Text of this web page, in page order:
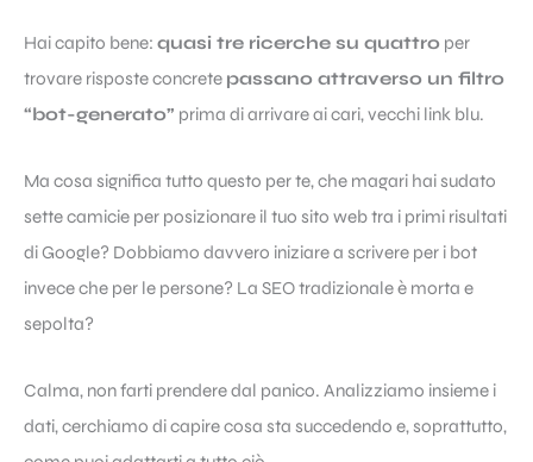
Hai capito bene: quasi tre ricerche su quattro per
trovare risposte concrete passano attraverso un filtro
“bot-generato” prima di arrivare ai cari, vecchi link blu.
Ma cosa significa tutto questo per te, che magari hai sudato
sette camicie per posizionare il tuo sito web tra i primi risultati
di Google? Dobbiamo davvero iniziare a scrivere per i bot
invece che per le persone? La SEO tradizionale è morta e
sepolta?
Calma, non farti prendere dal panico. Analizziamo insieme i
dati, cerchiamo di capire cosa sta succedendo e, soprattutto,